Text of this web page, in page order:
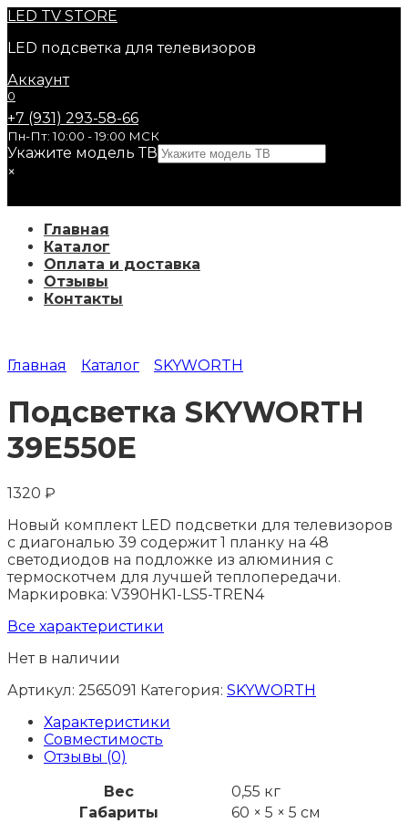
Перейти
содержанию
LED TV STORE
LED подсветка для телевизоров
Аккаунт
0
+7 (931) 293-58-66
Пн-Пт: 10:00 - 19:00 МСК
Укажите модель ТВ
×
Главная
Каталог
Оплата и доставка
Отзывы
Контакты
Главная Каталог SKYWORTH
Подсветка SKYWORTH
39E550E
1320 ₽
Новый комплект LED подсветки для телевизоров
с диагональю 39 содержит 1 планку на 48
светодиодов на подложке из алюминия с
термоскотчем для лучшей теплопередачи.
Маркировка: V390HK1-LS5-TREN4
Все характеристики
Нет в наличии
Артикул: 2565091 Категория: SKYWORTH
Характеристики
Совместимость
Отзывы (0)
Вес
0,55 кг
Габариты
60 × 5 × 5 см